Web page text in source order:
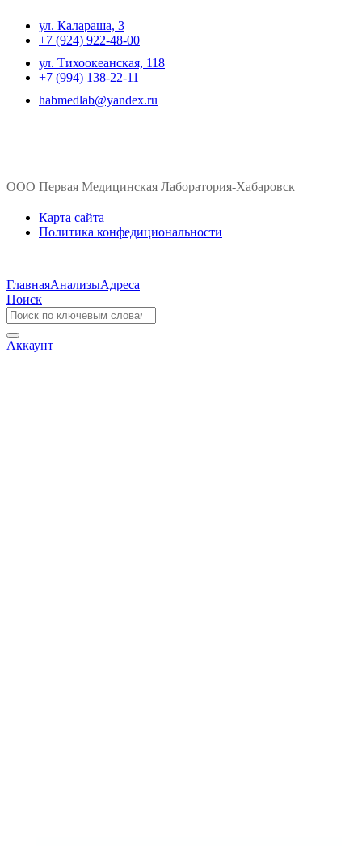
ул. ​Калараша, 3
+7 (924) 922-48-00
ул. ​Тихоокеанская, 118
+7 (994) 138-22-11
habmedlab@yandex.ru
ООО Первая Медицинская Лаборатория-Хабаровск
Карта сайта
Политика конфедициональности
ГлавнаяАнализыАдреса
Поиск
Аккаунт